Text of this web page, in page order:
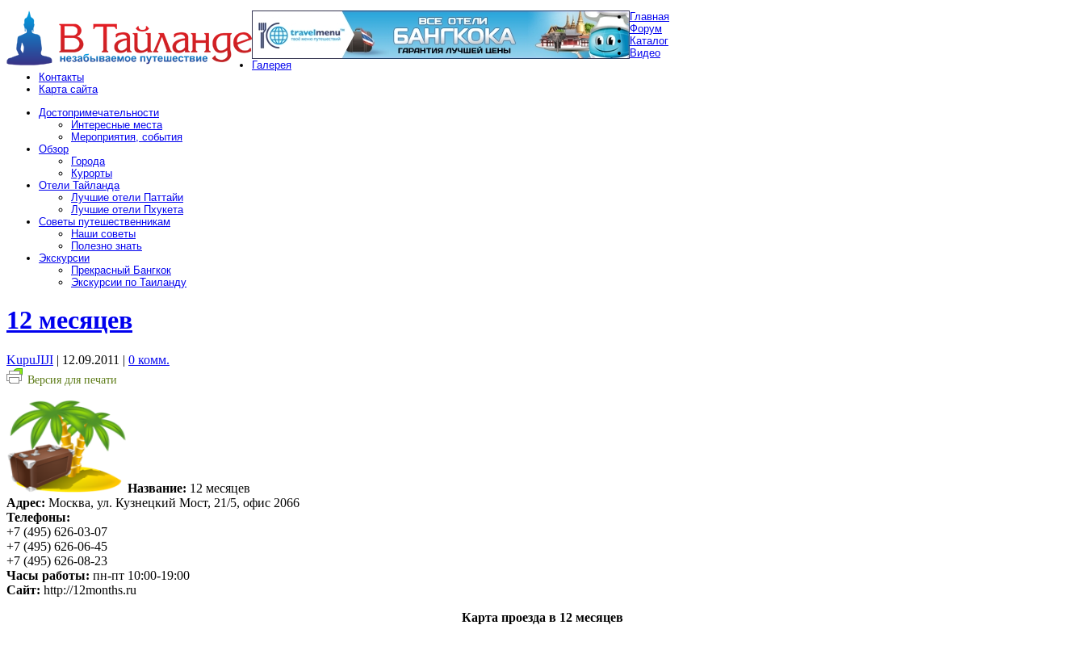
Главная
Форум
Каталог
Видео
Галерея
Контакты
Карта сайта
Достопримечательности
Интересные места
Мероприятия, события
Обзор
Города
Курорты
Отели Тайланда
Лучшие отели Паттайи
Лучшие отели Пхукета
Советы путешественникам
Наши советы
Полезно знать
Экскурсии
Прекрасный Бангкок
Экскурсии по Таиланду
12 месяцев
KupuJIJI | 12.09.2011 | 0 комм.
Версия для печати
Название: 12 месяцев
Адрес: Москва, ул. Кузнецкий Мост, 21/5, офис 2066
Телефоны:
+7 (495) 626-03-07
+7 (495) 626-06-45
+7 (495) 626-08-23
Часы работы: пн-пт 10:00-19:00
Сайт: http://12months.ru
Карта проезда в 12 месяцев